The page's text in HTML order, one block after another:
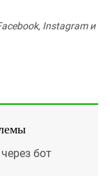
Instagram и
бот